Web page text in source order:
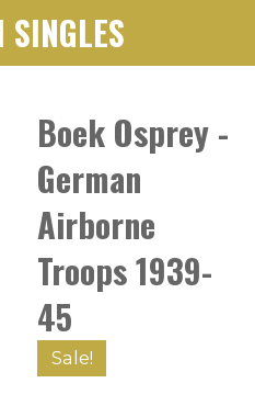
SINGLES
Boek Osprey -
German
Airborne
Troops 1939-
45
Sale!